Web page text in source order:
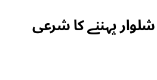
پہننے کا شرعی